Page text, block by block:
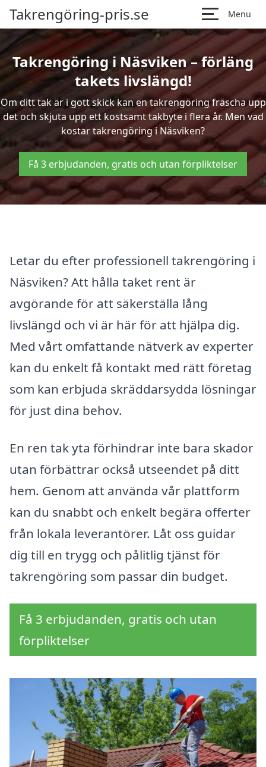
Takrengöring-pris.se Menu
Takrengöring i Näsviken – förläng
takets livslängd!
Om ditt tak är i gott skick kan en takrengöring fräscha upp
det och skjuta upp ett kostsamt takbyte i flera år. Men vad
kostar takrengöring i Näsviken?
Få 3 erbjudanden, gratis och utan förpliktelser
Letar du efter professionell takrengöring i
Näsviken? Att hålla taket rent är
avgörande för att säkerställa lång
livslängd och vi är här för att hjälpa dig.
Med vårt omfattande nätverk av experter
kan du enkelt få kontakt med rätt företag
som kan erbjuda skräddarsydda lösningar
för just dina behov.
En ren tak yta förhindrar inte bara skador
utan förbättrar också utseendet på ditt
hem. Genom att använda vår plattform
kan du snabbt och enkelt begära offerter
från lokala leverantörer. Låt oss guidar
dig till en trygg och pålitlig tjänst för
takrengöring som passar din budget.
Få 3 erbjudanden, gratis och utan
förpliktelser